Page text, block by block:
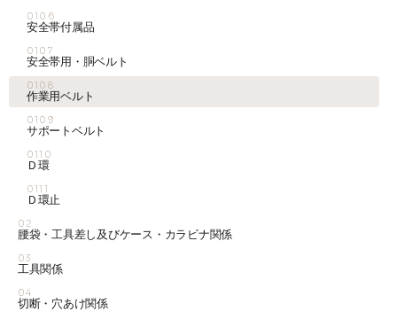
0106
安全帯付属品
0107
安全帯用・胴ベルト
0108
作業用ベルト
0109
サポートベルト
0110
Ｄ環
0111
Ｄ環止
02
腰袋・工具差し及びケース・カラビナ関係
03
工具関係
04
切断・穴あけ関係